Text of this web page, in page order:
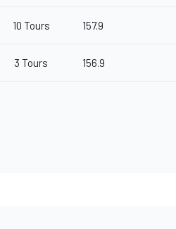
10 Tours 157.9
3 Tours 156.9